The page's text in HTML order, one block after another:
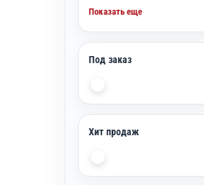
Показать еще
Под заказ
Хит продаж